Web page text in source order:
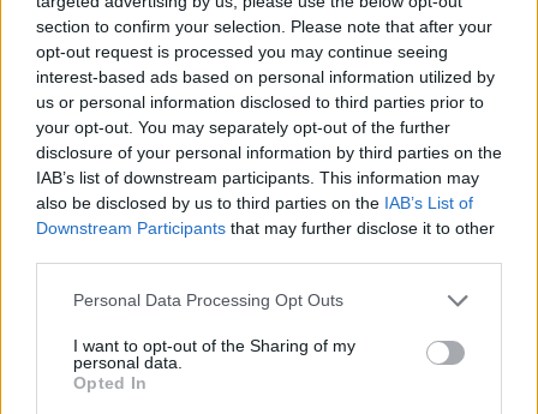
section to confirm your selection. Please note that after your
opt-out request is processed you may continue seeing
interest-based ads based on personal information utilized by
us or personal information disclosed to third parties prior to
your opt-out. You may separately opt-out of the further
disclosure of your personal information by third parties on the
IAB’s list of downstream participants. This information may
also be disclosed by us to third parties on the IAB’s List of
Downstream Participants that may further disclose it to other
Personal Data Processing Opt Outs
I want to opt-out of the Sharing of my
personal data.
Opted In
Daniel Rämsell
daniel@alltomnorrtalje.se
Annons
Trafiken påverkas på väg 276 mellan Penningby och Överby i
riktning mot Norrtälje efter att toppen av ett träd delvis hamnat